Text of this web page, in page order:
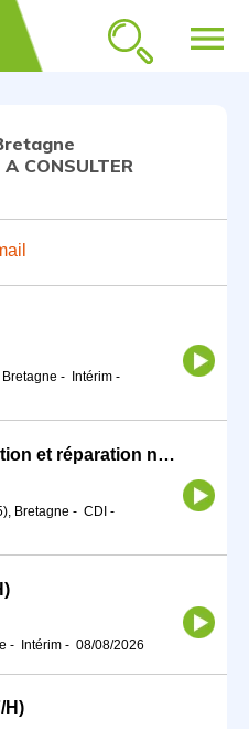
menu
CONSULTER
- Intérim -
Assembleur en construction et réparation navale H/F
Bretagne - CDI -
- Intérim - 08/08/2026
H)